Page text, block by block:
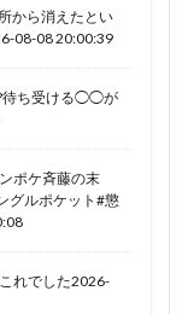
から消えたとい
08-08 20:00:39
待ち受ける◯◯が
ポケ斉藤の末
グルポケット#懲
れでした2026-